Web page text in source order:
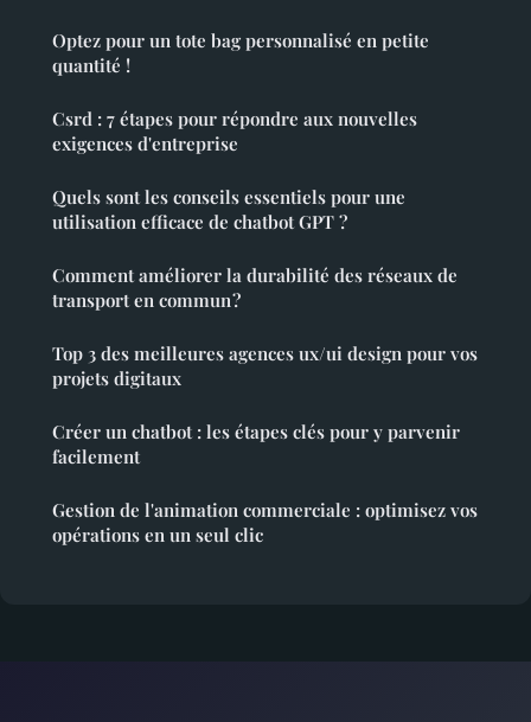
Optez pour un tote bag personnalisé en petite
quantité !
Csrd : 7 étapes pour répondre aux nouvelles
exigences d'entreprise
Quels sont les conseils essentiels pour une
utilisation efficace de chatbot GPT ?
Comment améliorer la durabilité des réseaux de
transport en commun ?
Top 3 des meilleures agences ux/ui design pour vos
projets digitaux
Créer un chatbot : les étapes clés pour y parvenir
facilement
Gestion de l'animation commerciale : optimisez vos
opérations en un seul clic